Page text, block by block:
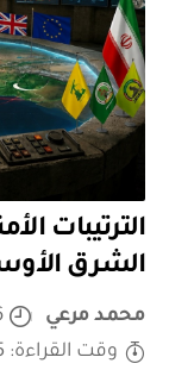
الترتيبات
الشرق
محمد مرعي
وقت القراءة: 25 دقيقة